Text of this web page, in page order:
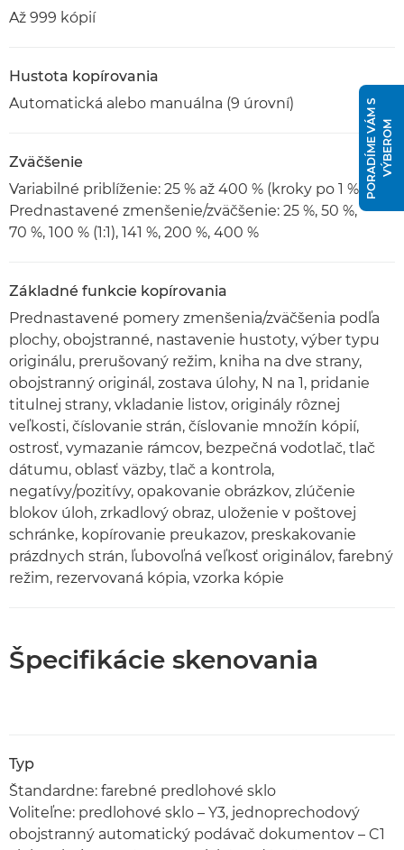
Až 999 kópií
Hustota kopírovania
Automatická alebo manuálna (9 úrovní)
Zväčšenie
Variabilné priblíženie: 25 % až 400 % (kroky po 1 %)
Prednastavené zmenšenie/zväčšenie: 25 %, 50 %,
70 %, 100 % (1:1), 141 %, 200 %, 400 %
Základné funkcie kopírovania
Prednastavené pomery zmenšenia/zväčšenia podľa
plochy, obojstranné, nastavenie hustoty, výber typu
originálu, prerušovaný režim, kniha na dve strany,
obojstranný originál, zostava úlohy, N na 1, pridanie
titulnej strany, vkladanie listov, originály rôznej
veľkosti, číslovanie strán, číslovanie množín kópií,
ostrosť, vymazanie rámcov, bezpečná vodotlač, tlač
dátumu, oblasť väzby, tlač a kontrola,
negatívy/pozitívy, opakovanie obrázkov, zlúčenie
blokov úloh, zrkadlový obraz, uloženie v poštovej
schránke, kopírovanie preukazov, preskakovanie
prázdnych strán, ľubovoľná veľkosť originálov, farebný
režim, rezervovaná kópia, vzorka kópie
Špecifikácie skenovania
Typ
Štandardne: farebné predlohové sklo
Voliteľne: predlohové sklo – Y3, jednoprechodový
obojstranný automatický podávač dokumentov – C1
P
O
R
A
D
Í
M
E
V
Á
M
S
V
Ý
B
E
R
OM